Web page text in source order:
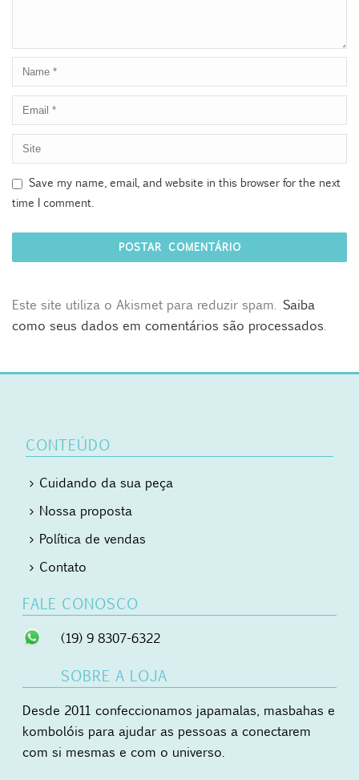
Save my name, email, and website in this browser for the next
time I comment.
Este site utiliza o Akismet para reduzir spam. Saiba
como seus dados em comentários são processados.
CONTEÚDO
Cuidando da sua peça
Nossa proposta
Política de vendas
Contato
FALE CONOSCO
(19) 9 8307-6322
SOBRE A LOJA
Desde 2011 confeccionamos japamalas, masbahas e
kombolóis para ajudar as pessoas a conectarem
com si mesmas e com o universo.